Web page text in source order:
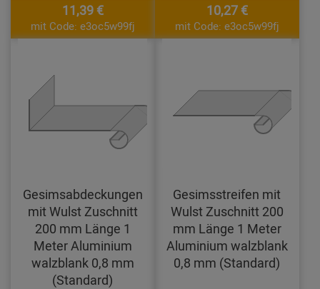
11,39 €
mit Code: e3oc5w99fj
10,27 €
mit Code: e3oc5w99fj
Gesimsabdeckungen
mit Wulst Zuschnitt
200 mm Länge 1
Meter Aluminium
walzblank 0,8 mm
(Standard)
Gesimsstreifen mit
Wulst Zuschnitt 200
mm Länge 1 Meter
Aluminium walzblank
0,8 mm (Standard)